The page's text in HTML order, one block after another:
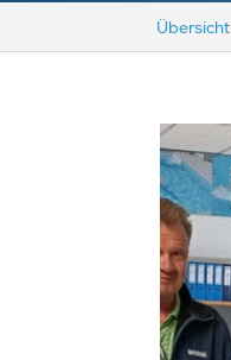
Übersicht